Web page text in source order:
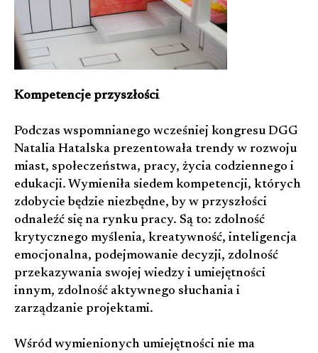
Kompetencje przyszłości
Podczas wspomnianego wcześniej kongresu DGG
Natalia Hatalska prezentowała trendy w rozwoju
miast, społeczeństwa, pracy, życia codziennego i
edukacji. Wymieniła siedem kompetencji, których
zdobycie będzie niezbędne, by w przyszłości
odnaleźć się na rynku pracy. Są to: zdolność
krytycznego myślenia, kreatywność, inteligencja
emocjonalna, podejmowanie decyzji, zdolność
przekazywania swojej wiedzy i umiejętności
innym, zdolność aktywnego słuchania i
zarządzanie projektami.
Wśród wymienionych umiejętności nie ma